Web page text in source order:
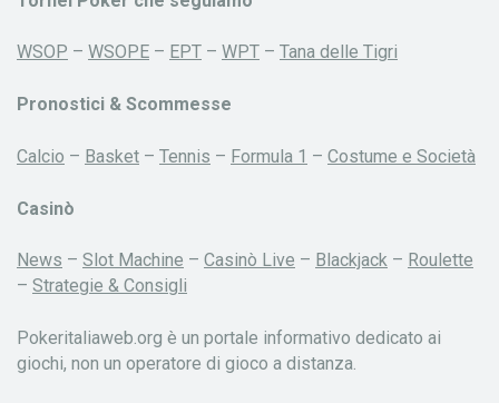
WSOP – WSOPE – EPT – WPT – Tana delle Tigri
Pronostici & Scommesse
Calcio – Basket – Tennis – Formula 1 – Costume e Società
Casinò
News – Slot Machine – Casinò Live – Blackjack – Roulette
– Strategie & Consigli
Pokeritaliaweb.org è un portale informativo dedicato ai
giochi, non un operatore di gioco a distanza.